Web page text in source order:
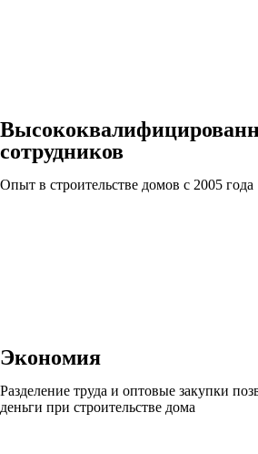
сотрудников
Опыт в строительстве домов с 2005 года
Экономия
Разделение труда и оптовые закупки
деньги при строительстве дома